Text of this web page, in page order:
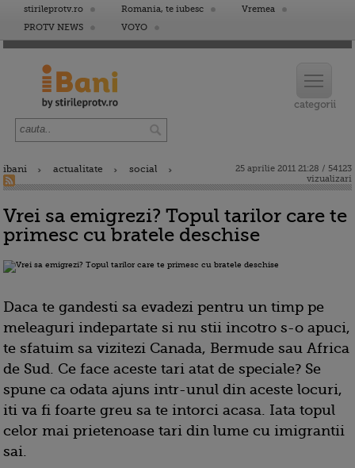
stirileprotv.ro Romania, te iubesc
Vremea
PROTV NEWS
VOYO
ibani actualitate social
25 aprilie 2011 21:28 / 54123
vizualizari
Vrei sa emigrezi? Topul tarilor care te
primesc cu bratele deschise
Daca te gandesti sa evadezi pentru un timp pe
meleaguri indepartate si nu stii incotro s-o apuci,
te sfatuim sa vizitezi Canada, Bermude sau Africa
de Sud. Ce face aceste tari atat de speciale? Se
spune ca odata ajuns intr-unul din aceste locuri,
iti va fi foarte greu sa te intorci acasa. Iata topul
celor mai prietenoase tari din lume cu imigrantii
sai.